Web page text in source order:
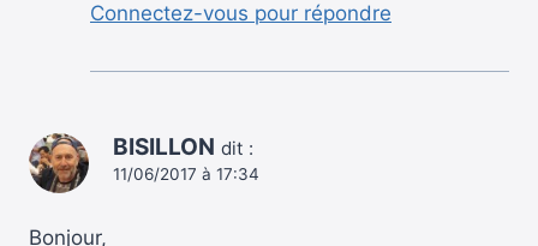
Connectez-vous pour répondre
BISILLON dit :
11/06/2017 à 17:34
Bonjour,